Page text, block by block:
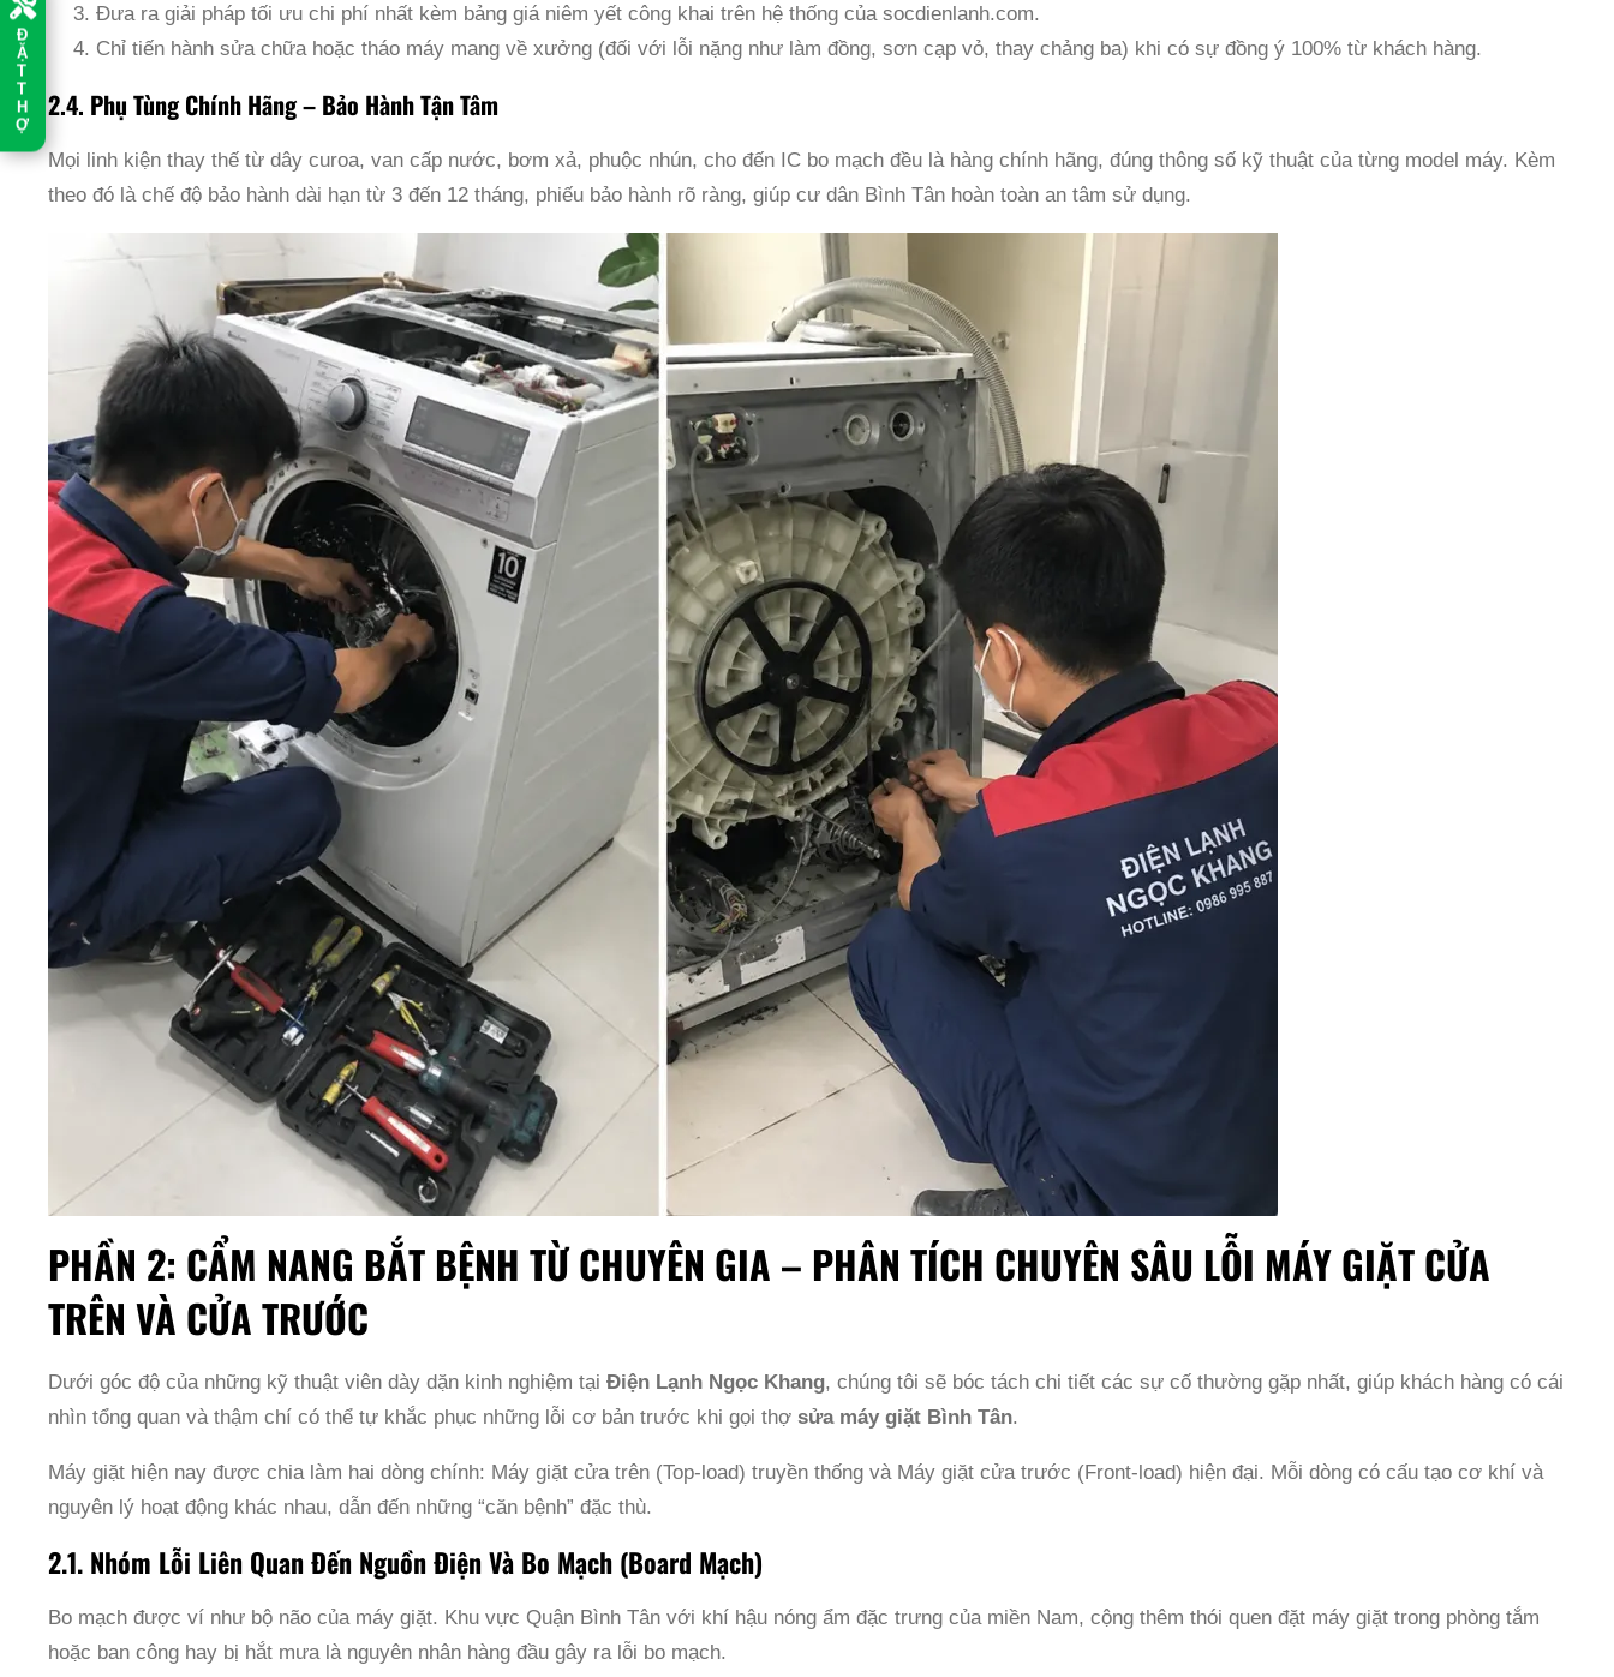
Đ
Ặ
T
T
H
Ợ
Đưa ra giải pháp tối ưu chi phí nhất kèm bảng giá niêm yết công khai trên hệ thống của socdienlanh.com.
Chỉ tiến hành sửa chữa hoặc tháo máy mang về xưởng (đối với lỗi nặng như làm đồng, sơn cạp vỏ, thay chảng ba) khi có sự đồng ý 100% từ khách hàng.
2.4. Phụ Tùng Chính Hãng – Bảo Hành Tận Tâm
Mọi linh kiện thay thế từ dây curoa, van cấp nước, bơm xả, phuộc nhún, cho đến IC bo mạch đều là hàng chính hãng, đúng thông số kỹ thuật của từng model máy. Kèm
theo đó là chế độ bảo hành dài hạn từ 3 đến 12 tháng, phiếu bảo hành rõ ràng, giúp cư dân Bình Tân hoàn toàn an tâm sử dụng.
PHẦN 2: CẨM NANG BẮT BỆNH TỪ CHUYÊN GIA – PHÂN TÍCH CHUYÊN SÂU LỖI MÁY GIẶT CỬA
TRÊN VÀ CỬA TRƯỚC
Dưới góc độ của những kỹ thuật viên dày dặn kinh nghiệm tạiĐiện Lạnh Ngọc Khang, chúng tôi sẽ bóc tách chi tiết các sự cố thường gặp nhất, giúp khách hàng có cái
nhìn tổng quan và thậm chí có thể tự khắc phục những lỗi cơ bản trước khi gọi thợsửa máy giặt Bình Tân.
Máy giặt hiện nay được chia làm hai dòng chính: Máy giặt cửa trên (Top-load) truyền thống và Máy giặt cửa trước (Front-load) hiện đại. Mỗi dòng có cấu tạo cơ khí và
nguyên lý hoạt động khác nhau, dẫn đến những “căn bệnh” đặc thù.
2.1. Nhóm Lỗi Liên Quan Đến Nguồn Điện Và Bo Mạch (Board Mạch)
Bo mạch được ví như bộ não của máy giặt. Khu vực Quận Bình Tân với khí hậu nóng ẩm đặc trưng của miền Nam, cộng thêm thói quen đặt máy giặt trong phòng tắm
hoặc ban công hay bị hắt mưa là nguyên nhân hàng đầu gây ra lỗi bo mạch.